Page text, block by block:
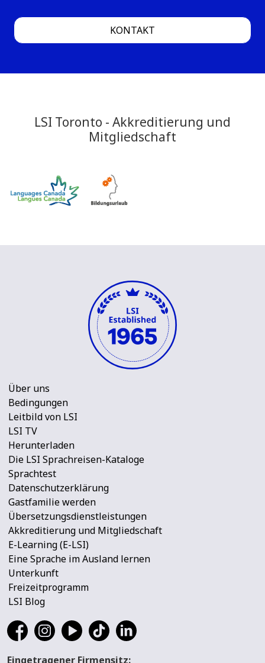
KONTAKT
LSI Toronto - Akkreditierung und
Mitgliedschaft
Über uns
Bedingungen
Leitbild von LSI
LSI TV
Herunterladen
Die LSI Sprachreisen-Kataloge
Sprachtest
Datenschutzerklärung
Gastfamilie werden
Übersetzungsdienstleistungen
Akkreditierung und Mitgliedschaft
E-Learning (E-LSI)
Eine Sprache im Ausland lernen
Unterkunft
Freizeitprogramm
LSI Blog
Eingetragener Firmensitz: